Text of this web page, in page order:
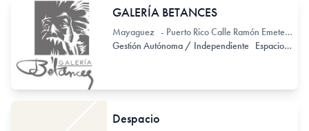
GALERÍA BETANCES
Mayaguez - Puerto Rico Calle Ramón Emeterio Betances 108
Gestión Autónoma / Independiente Espacio de Exhibición
Despacio